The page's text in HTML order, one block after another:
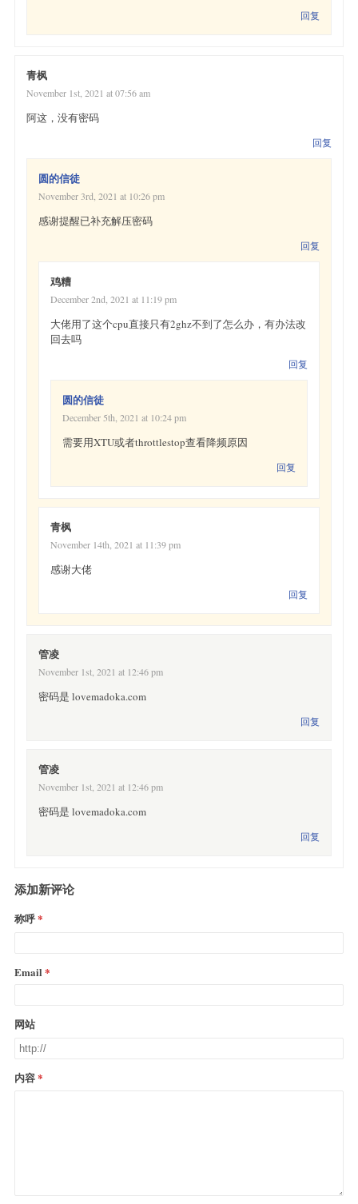
回复
青枫
November 1st, 2021 at 07:56 am
阿这，没有密码
回复
圆的信徒
November 3rd, 2021 at 10:26 pm
感谢提醒已补充解压密码
回复
鸡糟
December 2nd, 2021 at 11:19 pm
大佬用了这个cpu直接只有2ghz不到了怎么办，有办法改
回去吗
回复
圆的信徒
December 5th, 2021 at 10:24 pm
需要用XTU或者throttlestop查看降频原因
回复
青枫
November 14th, 2021 at 11:39 pm
感谢大佬
回复
管凌
November 1st, 2021 at 12:46 pm
密码是 lovemadoka.com
回复
管凌
November 1st, 2021 at 12:46 pm
密码是 lovemadoka.com
回复
添加新评论
称呼
Email
网站
内容